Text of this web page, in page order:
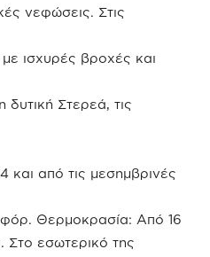
νεφώσεις. Στις
ισχυρές βροχές και
δυτική Στερεά, τις
και από τις μεσημβρινές
Θερμοκρασία: Από 16
εσωτερικό της